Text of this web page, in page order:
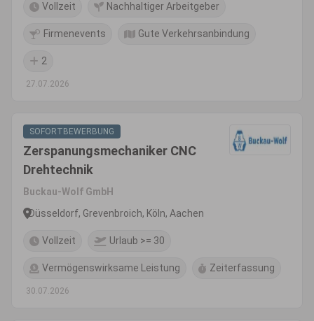
Vollzeit Nachhaltiger Arbeitgeber
Firmenevents Gute Verkehrsanbindung
2
27.07.2026
SOFORTBEWERBUNG
Zerspanungsmechaniker CNC
Drehtechnik
Buckau-Wolf GmbH
Düsseldorf, Grevenbroich, Köln, Aachen
Vollzeit Urlaub >= 30
Vermögenswirksame Leistung Zeiterfassung
30.07.2026